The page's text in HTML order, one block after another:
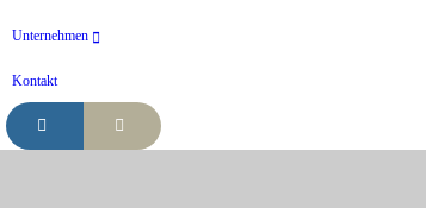
Unternehmen
Kontakt